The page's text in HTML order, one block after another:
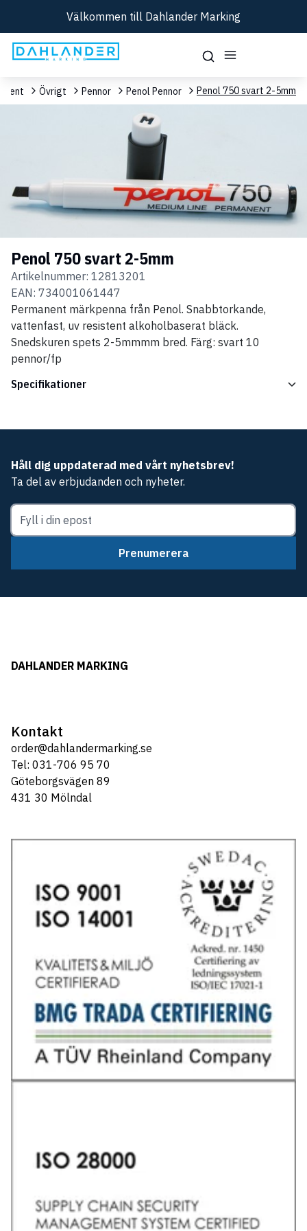
Välkommen till Dahlander Marking
Övrigt Pennor Penol Pennor Penol 750 svart 2-5mm
Penol 750 svart 2-5mm
Artikelnummer: 12813201
EAN: 734001061447
Permanent märkpenna från Penol. Snabbtorkande,
vattenfast, uv resistent alkoholbaserat bläck.
Snedskuren spets 2-5mmmm bred. Färg: svart 10
pennor/fp
Specifikationer
Håll dig uppdaterad med vårt nyhetsbrev!
Ta del av erbjudanden och nyheter.
Prenumerera
DAHLANDER MARKING
Kontakt
order@dahlandermarking.se
Tel: 031-706 95 70
Göteborgsvägen 89
431 30 Mölndal